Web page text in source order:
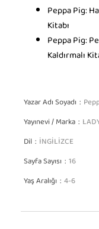
Peppa Pig:
Kitabı
Peppa Pig:
Kaldırmalı
Yazar Adı Soyadı
Yayınevi / Marka
Dil İNGİLİZCE
Sayfa Sayısı 16
Yaş Aralığı 4-6